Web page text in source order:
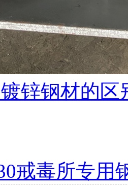
锌钢材的区
戒毒所专用